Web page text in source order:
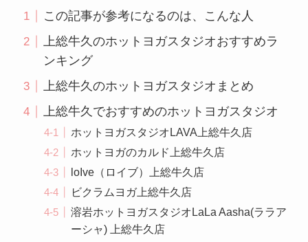
この記事が参考になるのは、こんな人
上総牛久のホットヨガスタジオおすすめラ
ンキング
上総牛久のホットヨガスタジオまとめ
上総牛久でおすすめのホットヨガスタジオ
ホットヨガスタジオLAVA上総牛久店
ホットヨガのカルド上総牛久店
loIve（ロイブ）上総牛久店
ビクラムヨガ上総牛久店
溶岩ホットヨガスタジオLaLa Aasha(ララア
ーシャ) 上総牛久店